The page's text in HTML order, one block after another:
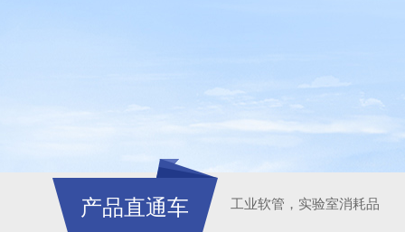
产品直通车 工业软管，实验室消耗品